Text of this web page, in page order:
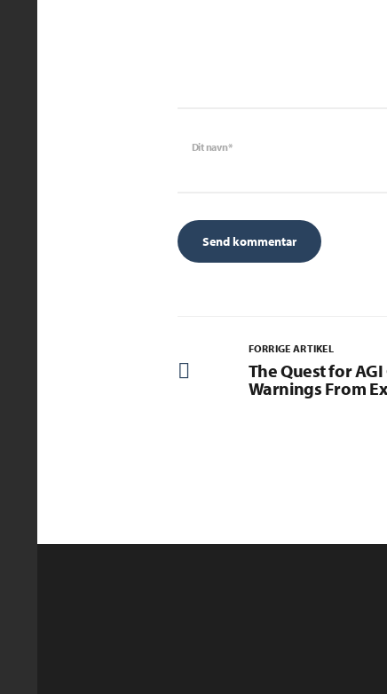
Dit navn*
FORRIGE ARTIKEL
The Quest for
Warnings From